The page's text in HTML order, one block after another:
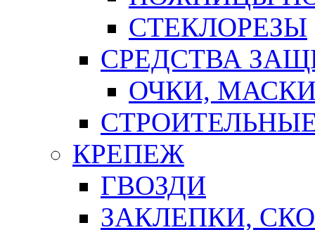
СТЕКЛОРЕЗЫ
СРЕДСТВА
ОЧКИ,
КРЕПЕЖ
ГВОЗДИ
ЗАКЛЕПКИ,